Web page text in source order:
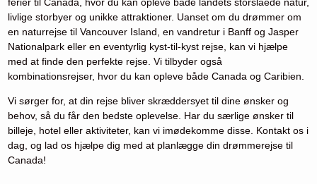
livlige storbyer og unikke attraktioner. Uanset om du drømmer om
en naturrejse til Vancouver Island, en vandretur i Banff og Jasper
Nationalpark eller en eventyrlig kyst-til-kyst rejse, kan vi hjælpe
med at finde den perfekte rejse. Vi tilbyder også
kombinationsrejser, hvor du kan opleve både Canada og Caribien.
Vi sørger for, at din rejse bliver skræddersyet til dine ønsker og
behov, så du får den bedste oplevelse. Har du særlige ønsker til
billeje, hotel eller aktiviteter, kan vi imødekomme disse. Kontakt os i
dag, og lad os hjælpe dig med at planlægge din drømmerejse til
Canada!